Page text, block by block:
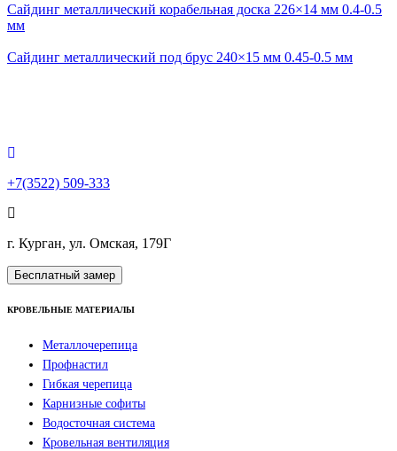
Сайдинг металлический корабельная доска 226×14 мм 0.4-0.5
мм
Сайдинг металлический под брус 240×15 мм 0.45-0.5 мм
+7(3522) 509-333
г. Курган, ул. Омская, 179Г
Бесплатный замер
КРОВЕЛЬНЫЕ МАТЕРИАЛЫ
Металлочерепица
Профнастил
Гибкая черепица
Карнизные софиты
Водосточная система
Кровельная вентиляция